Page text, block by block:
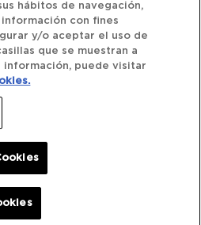
de privacidad
Sociales
All Rights Reserved.
hábitos de navegación,
con fines
y/o aceptar el uso de
que se muestran a
información, puede visitar